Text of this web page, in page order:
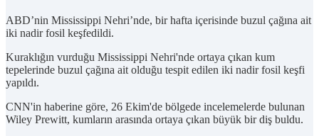
ABD’nin Mississippi Nehri’nde, bir hafta içerisinde buzul çağına ait
iki nadir fosil keşfedildi.
Kuraklığın vurduğu Mississippi Nehri'nde ortaya çıkan kum
tepelerinde buzul çağına ait olduğu tespit edilen iki nadir fosil keşfi
yapıldı.
CNN'in haberine göre, 26 Ekim'de bölgede incelemelerde bulunan
Wiley Prewitt, kumların arasında ortaya çıkan büyük bir diş buldu.